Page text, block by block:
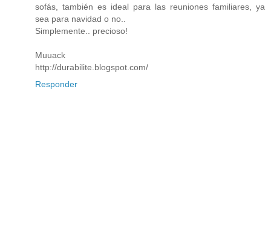
sofás, también es ideal para las reuniones familiares, ya
sea para navidad o no..
Simplemente.. precioso!
Muuack
http://durabilite.blogspot.com/
Responder